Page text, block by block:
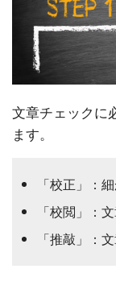
文章チェックに
ます。
「校正」：
「校閲」：
「推敲」：